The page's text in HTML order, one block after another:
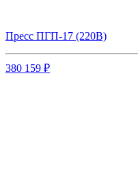
Пресс ПГП-17 (220В)
380 159 ₽